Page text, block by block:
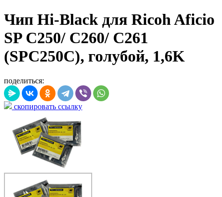
Чип Hi-Black для Ricoh Aficio
SP C250/ C260/ C261
(SPC250C), голубой, 1,6K
поделиться:
скопировать ссылку